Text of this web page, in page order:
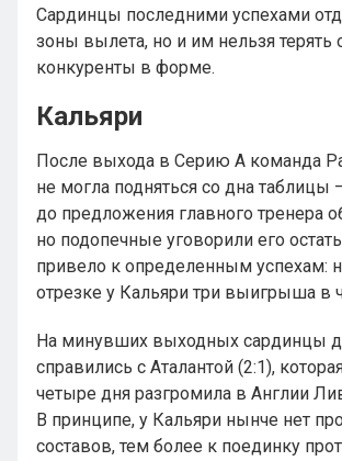
Сардинцы последними успехами
зоны вылета, но и им нельзя терять
конкуренты в форме.
Кальяри
После выхода в Серию А команда
не могла подняться со дна
до предложения главного тренера
но подопечные уговорили его
привело к определенным успехам:
отрезке у Кальяри три выигрыша в
На минувших выходных сардинцы
справились с Аталантой (2:1),
четыре дня разгромила в Англии
В принципе, у Кальяри нынче нет
составов, тем более к поединку